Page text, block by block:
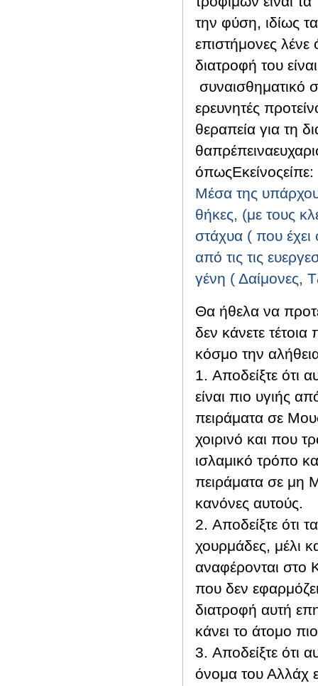
την φύση, ιδίως
επιστήμονες
διατροφή του
συναισθηματικό
ερευνητές
θεραπεία για τη
θαπρέπεινα
όπωςΕκείνοςείπε:
Μέσα της
θήκες, (με τους
στάχυα ( που
από τις τις
γένη ( Δαίμονες,
Θα ήθελα να
δεν κάνετε
κόσμο την
1. Αποδείξτε ότι
είναι πιο υγιής
πειράματα σε
χοιρινό και που
ισλαμικό τρόπο
πειράματα σε μη
κανόνες αυτούς.
2. Αποδείξτε ότι
χουρμάδες, μέλι
αναφέρονται στο
που δεν
διατροφή αυτή
κάνει το άτομο
3. Αποδείξτε ότι
όνομα του Αλλάχ